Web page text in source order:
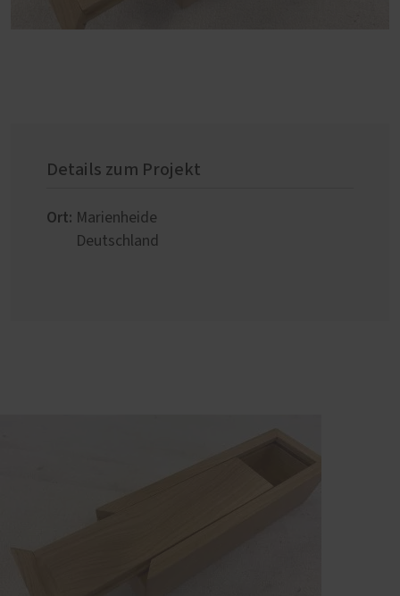
Details zum Projekt
Ort: Marienheide
Deutschland